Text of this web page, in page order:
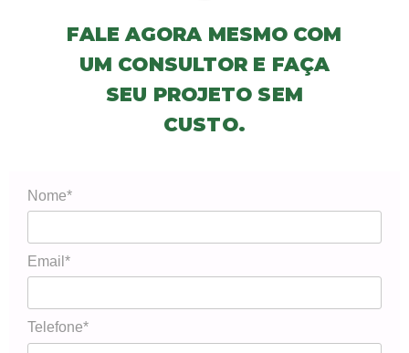
FALE AGORA MESMO COM
UM CONSULTOR E FAÇA
SEU PROJETO SEM
CUSTO.
Nome*
Email*
Telefone*